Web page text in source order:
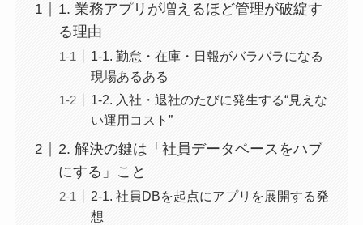
1. 業務アプリが増えるほど管理が破綻す
る理由
1-1. 勤怠・在庫・日報がバラバラになる
現場あるある
1-2. 入社・退社のたびに発生する“見えな
い運用コスト”
2. 解決の鍵は「社員データベースをハブ
にする」こと
2-1. 社員DBを起点にアプリを展開する発
想